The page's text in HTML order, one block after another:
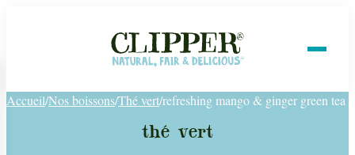
Accueil/Nos boissons/Thé vert/refreshing mango & ginger green tea
thé vert